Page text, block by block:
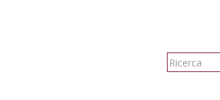
Form